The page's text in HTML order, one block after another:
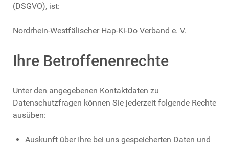
(DSGVO), ist:
Nordrhein-Westfälischer Hap-Ki-Do Verband e. V.
Ihre Betroffenenrechte
Unter den angegebenen Kontaktdaten zu
Datenschutzfragen können Sie jederzeit folgende Rechte
ausüben:
Auskunft über Ihre bei uns gespeicherten Daten und